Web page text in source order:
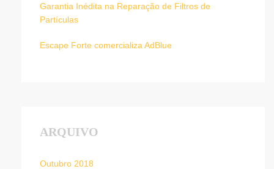
Garantia Inédita na Reparação de Filtros de
Partículas
Escape Forte comercializa AdBlue
ARQUIVO
Outubro 2018